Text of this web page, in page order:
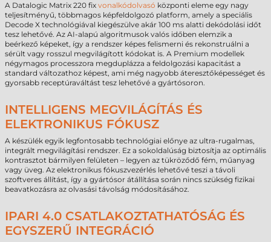
A Datalogic Matrix 220 fix vonalkódolvasó központi eleme egy nagy
teljesítményű, többmagos képfeldolgozó platform, amely a speciális
Decode X technológiával kiegészülve akár 100 ms alatti dekódolási időt
tesz lehetővé. Az AI-alapú algoritmusok valós időben elemzik a
beérkező képeket, így a rendszer képes felismerni és rekonstruálni a
sérült vagy rosszul megvilágított kódokat is. A Premium modellek
négymagos processzora megduplázza a feldolgozási kapacitást a
standard változathoz képest, ami még nagyobb áteresztőképességet és
gyorsabb receptúraváltást tesz lehetővé a gyártósoron.
INTELLIGENS MEGVILÁGÍTÁS ÉS
ELEKTRONIKUS FÓKUSZ
A készülék egyik legfontosabb technológiai előnye az ultra-rugalmas,
integrált megvilágítási rendszer. Ez a sokoldalúság biztosítja az optimális
kontrasztot bármilyen felületen – legyen az tükröződő fém, műanyag
vagy üveg. Az elektronikus fókuszvezérlés lehetővé teszi a távoli
szoftveres állítást, így a gyártósor átállítása során nincs szükség fizikai
beavatkozásra az olvasási távolság módosításához.
IPARI 4.0 CSATLAKOZTATHATÓSÁG ÉS
EGYSZERŰ INTEGRÁCIÓ